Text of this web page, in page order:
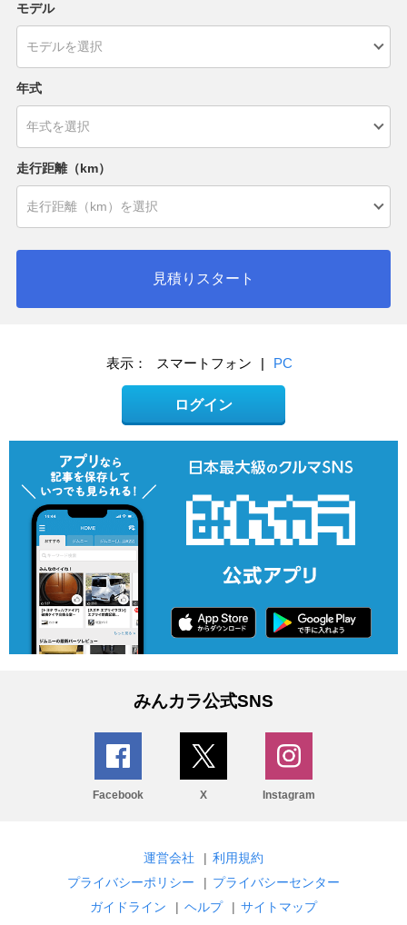
モデル
年式
走行距離（km）
見積りスタート
表示： スマートフォン PC
ログイン
みんカラ公式SNS
Facebook X Instagram
運営会社 | 利用規約
プライバシーポリシー
| プライバシーセンター
ガイドライン
| ヘルプ | サイトマップ